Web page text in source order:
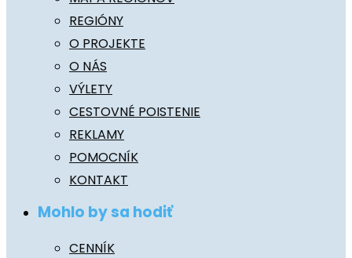
REGIÓNY
O PROJEKTE
O NÁS
VÝLETY
CESTOVNÉ POISTENIE
REKLAMY
POMOCNÍK
KONTAKT
Mohlo by sa hodiť
CENNÍK